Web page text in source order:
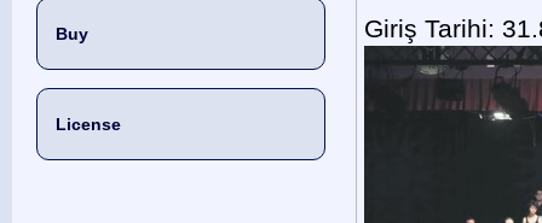
Buy
License
Giriş Tarihi: